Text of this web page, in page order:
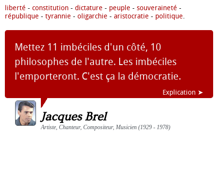
liberté - constitution - dictature - peuple - souveraineté -
république - tyrannie - oligarchie - aristocratie - politique.
Mettez 11 imbéciles d'un côté, 10
philosophes de l'autre. Les imbéciles
l'emporteront. C'est ça la démocratie.
Explication ➤
Jacques Brel
Artiste, Chanteur, Compositeur, Musicien (1929 - 1978)